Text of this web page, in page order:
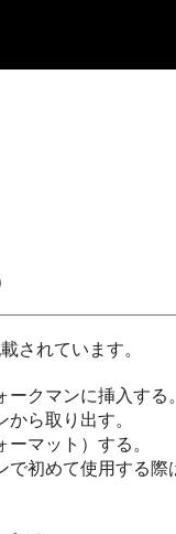
されています。
クマンに挿入する。
ら取り出す。
マット）する。
で初めて使用する